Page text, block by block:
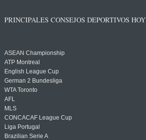
PRINCIPALES CONSEJOS DEPORTIVOS HOY
ASEAN Championship
ATP Montreal
English League Cup
German 2 Bundesliga
WTA Toronto
AFL
MLS
CONCACAF League Cup
Liga Portugal
Brazilian Serie A